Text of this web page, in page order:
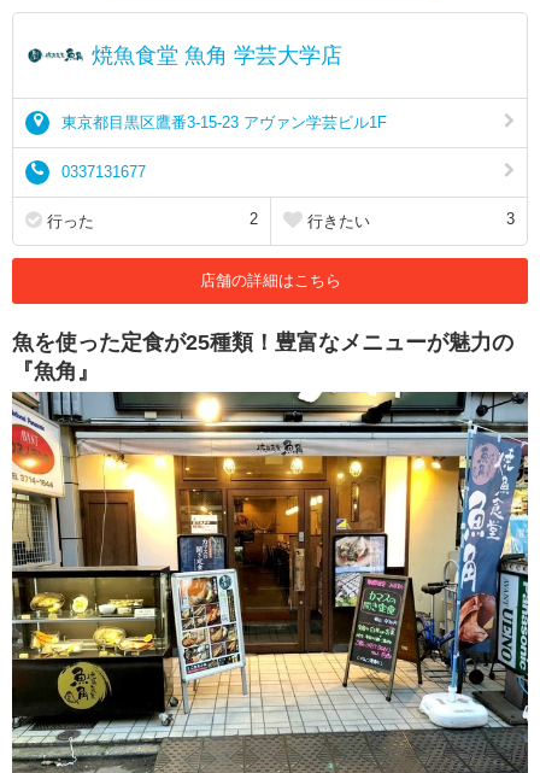
焼魚食堂 魚角 学芸大学店
東京都目黒区鷹番3-15-23 アヴァン学芸ビル1F
0337131677
行った 2 行きたい 3
店舗の詳細はこちら
魚を使った定食が25種類！豊富なメニューが魅力の
『魚角』